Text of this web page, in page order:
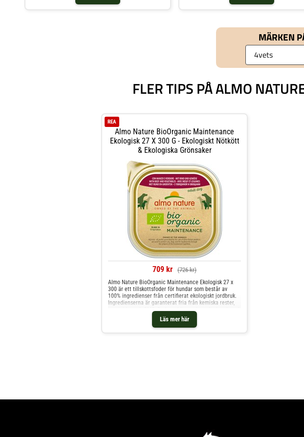
MÄRKEN
FLER TIPS PÅ ALMO
Almo Nature BioOrganic Maintenance
Ekologisk 27 X 300 G - Ekologiskt Nötkött
& Ekologiska Grönsaker
REA
709 kr (726 kr)
Läs mer här
Almo Nature BioOrganic Maintenance Ekologisk 27 x
300 är ett tillskottsfoder för hundar som består av
100% ingredienser från certifierat ekologiskt jordbruk.
Ingredienserna är garanterat fria från kemiska rester,
pesticider och GMO. Du kan skämma bort din hund med
helt naturliga patéer, utan konstgj